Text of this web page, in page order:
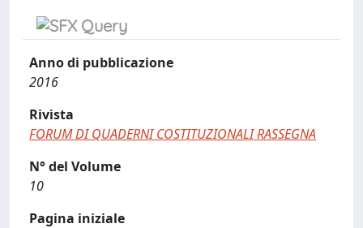
Anno di pubblicazione
2016
Rivista
FORUM DI QUADERNI COSTITUZIONALI RASSEGNA
N° del Volume
10
Pagina iniziale